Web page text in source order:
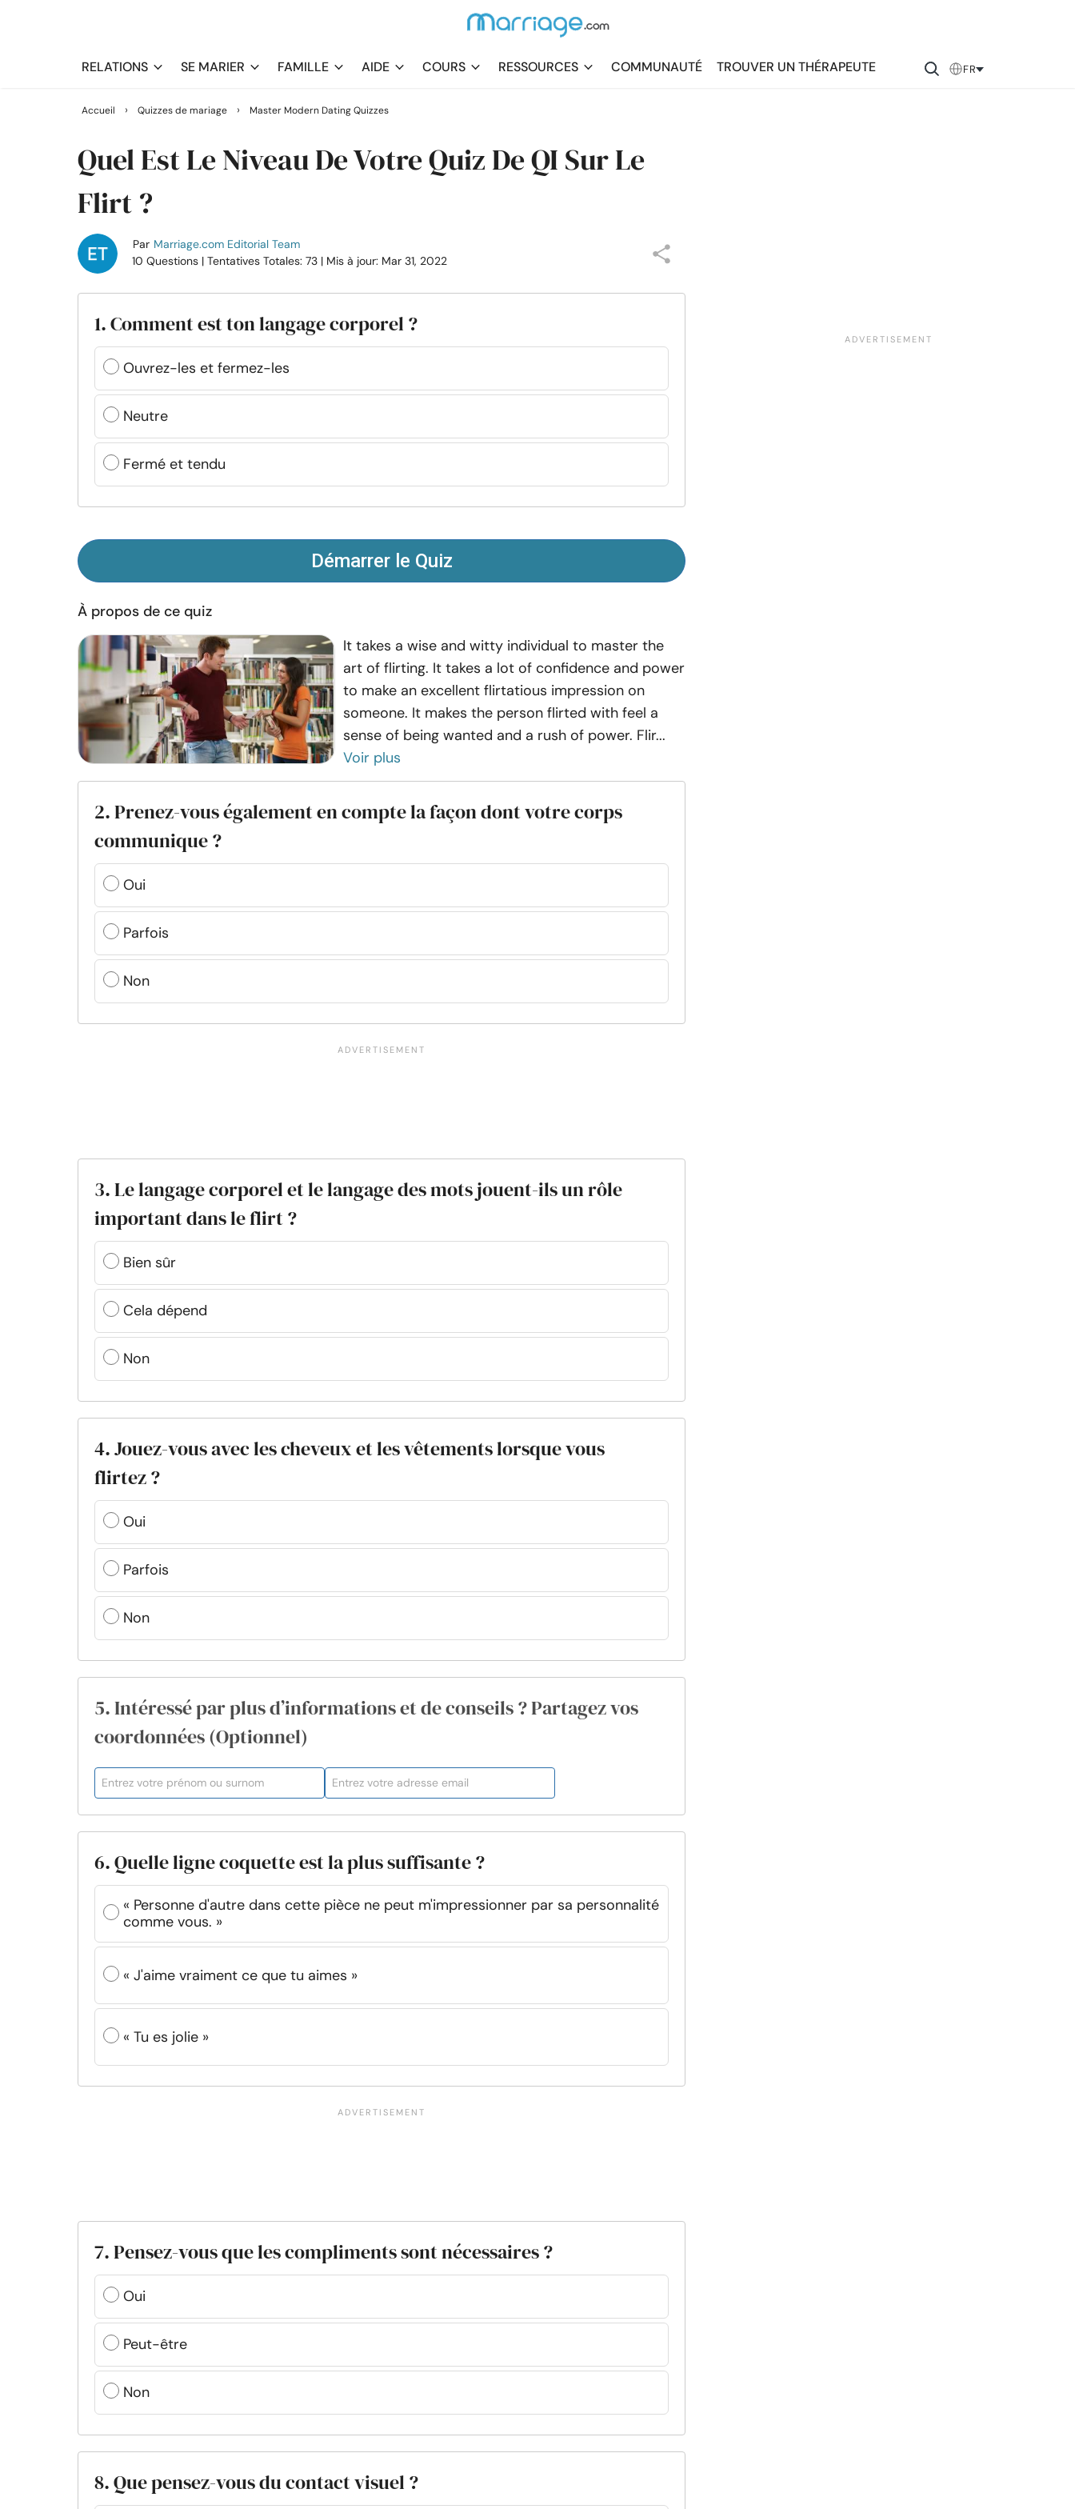
RELATIONS SE MARIER FAMILLE AIDE COURS RESSOURCES COMMUNAUTÉ TROUVER UN THÉRAPEUTE FR
Accueil › Quizzes de mariage › Master Modern Dating Quizzes
Quel Est Le Niveau De Votre Quiz De QI Sur Le
Flirt ?
Par Marriage.com Editorial Team
10 Questions | Tentatives Totales: 73 | Mis à jour: Mar 31, 2022
1. Comment est ton langage corporel ?
Ouvrez-les et fermez-les
Neutre
Fermé et tendu
Démarrer le Quiz
À propos de ce quiz
It takes a wise and witty individual to master the
art of flirting. It takes a lot of confidence and power
to make an excellent flirtatious impression on
someone. It makes the person flirted with feel a
sense of being wanted and a rush of power. Flir...
Voir plus
2. Prenez-vous également en compte la façon dont votre corps
communique ?
Oui
Parfois
Non
3. Le langage corporel et le langage des mots jouent-ils un rôle
important dans le flirt ?
Bien sûr
Cela dépend
Non
4. Jouez-vous avec les cheveux et les vêtements lorsque vous
flirtez ?
Oui
Parfois
Non
5. Intéressé par plus d’informations et de conseils ? Partagez vos
coordonnées (Optionnel)
6. Quelle ligne coquette est la plus suffisante ?
« Personne d'autre dans cette pièce ne peut m'impressionner par sa personnalité
comme vous. »
« J'aime vraiment ce que tu aimes »
« Tu es jolie »
7. Pensez-vous que les compliments sont nécessaires ?
Oui
Peut-être
Non
8. Que pensez-vous du contact visuel ?